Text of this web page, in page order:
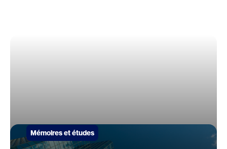
Mémoires et études